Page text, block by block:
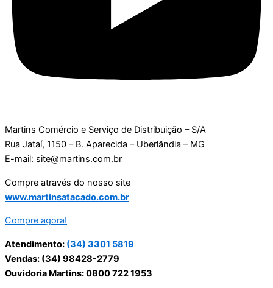
Martins Comércio e Serviço de Distribuição – S/A
Rua Jataí, 1150 – B. Aparecida – Uberlândia – MG
E-mail: site@martins.com.br
Compre através do nosso site
www.martinsatacado.com.br
Compre agora!
Atendimento: (34) 3301 5819
Vendas: (34) 98428-2779
Ouvidoria Martins: 0800 722 1953